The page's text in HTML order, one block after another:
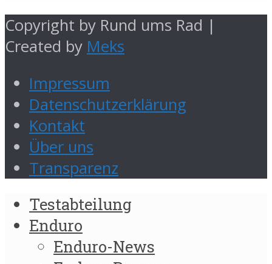
Copyright by Rund ums Rad |
Created by Meks
Impressum
Datenschutzerklärung
Kontakt
Über uns
Transparenz
Testabteilung
Enduro
Enduro-News